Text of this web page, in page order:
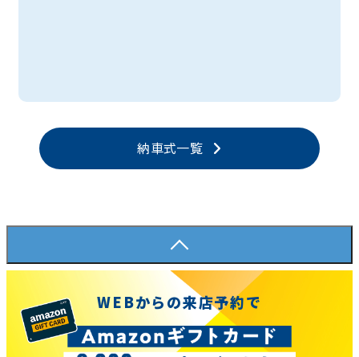
納車式一覧
WEBからの来店予約で